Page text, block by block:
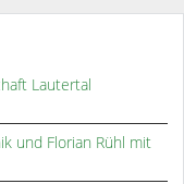
Lautertal
und Florian Rühl mit